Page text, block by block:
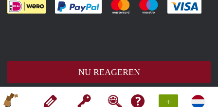
+
NU REAGEREN
Je rekent gemakkelijk af met Paypal
Je rekent gemakkelijk af met
Je rekent